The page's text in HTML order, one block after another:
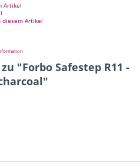
Artikel
diesem Artikel
"Forbo Safestep R11 -